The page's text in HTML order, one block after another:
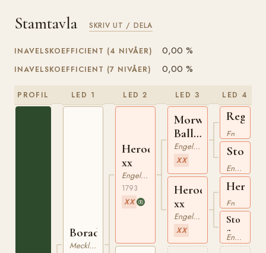
Stamtavla SKRIV UT / DELA
INAVELSKOEFFICIENT (4 NIVÅER) 0,00 %
INAVELSKOEFFICIENT (7 NIVÅER) 0,00 %
PROFIL LED 1
Boradil
Mecklenburgare
LED 2
Herodot
xx
Engelskt Fullblod
1793
XX
LED 3
Morwick
Ball
xx
Engelskt Fullblod
XX
Herodias
xx
Engelskt Fullblod
XX
LED 4
xx
Sto
e
xx
Engelskt Fullblod
Herod
xx
Sto
e
Young
Engelskt Fullblod